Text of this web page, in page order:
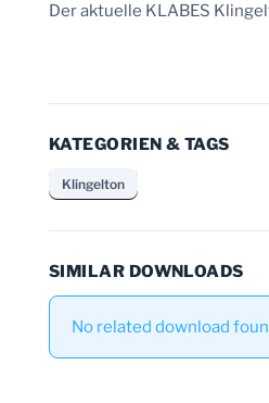
Der aktuelle KLABES
KATEGORIEN & TAGS
Klingelton
SIMILAR DOWNLOADS
No related download